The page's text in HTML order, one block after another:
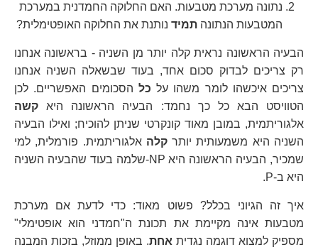
נתונה מערכת מטבעות. האם החלוקה החמדנית במערכת
המטבעות הנתונה תמיד נותנת את החלוקה האופטימלית?
הבעיה הראשונה נראית קלה יותר מן השניה - בראשונה אנחנו
רק צריכים לבדוק סכום אחד, בעוד שבשאלה השניה אנחנו
צריכים איכשהו לומר משהו על כל הסכומים האפשריים. לכן
הטוויסט הבא כל כך נחמד: הבעיה הראשונה היא קשה
אלגוריתמית, במובן מאוד קונקרטי שניתן להוכיח; ואילו הבעיה
השניה היא משמעותית יותרקלה אלגוריתמית. פורמלית, למי
שמכיר, הבעיה הראשונה היא NP-שלמה בעוד שהבעיה השניה
היא ב-P.
איך זה הגיוני בכלל? פשוט מאוד: כדי לדעת אם מערכת
מטבעות אינה מקיימת את תכונת ה"חמדני הוא אופטימלי"
מספיק למצוא דוגמה נגדית אחת. באופן ממוזל, בזכות המבנה